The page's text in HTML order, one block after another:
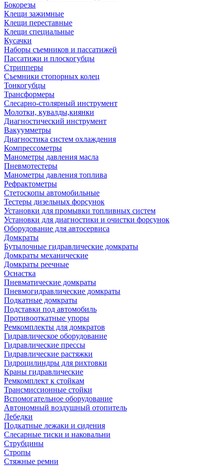
Бокорезы
Клещи зажимные
Клещи переставные
Клещи специальные
Кусачки
Наборы съемников и пассатижей
Пассатижи и плоскогубцы
Стрипперы
Съемники стопорных колец
Тонкогубцы
Трансформеры
Слесарно-столярный инструмент
Молотки, кувалды,киянки
Диагностический инструмент
Вакуумметры
Диагностика систем охлаждения
Компрессометры
Манометры давления масла
Пневмотестеры
Манометры давления топлива
Рефрактометры
Стетоскопы автомобильные
Тестеры дизельных форсунок
Установки для промывки топливных систем
Установки для диагностики и очистки форсунок
Оборудование для автосервиса
Домкраты
Бутылочные гидравлические домкраты
Домкраты механические
Домкраты реечные
Оснастка
Пневматические домкраты
Пневмогидравлические домкраты
Подкатные домкраты
Подставки под автомобиль
Противооткатные упоры
Ремкомплекты для домкратов
Гидравлическое оборудование
Гидравлические прессы
Гидравлические растяжки
Гидроцилиндры для рихтовки
Краны гидравлические
Ремкомплект к стойкам
Трансмиссионные стойки
Вспомогательное оборудование
Автономный воздушный отопитель
Лебедки
Подкатные лежаки и сидения
Слесарные тиски и наковальни
Струбцины
Стропы
Стяжные ремни